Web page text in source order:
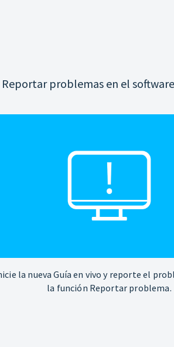
Reportar problemas en el
la nueva Guía en vivo y reporte el
la función Reportar problema.